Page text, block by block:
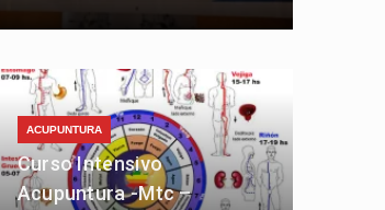
ACUPUNTURA
Curso Intensivo
Acupuntura -Mtc –